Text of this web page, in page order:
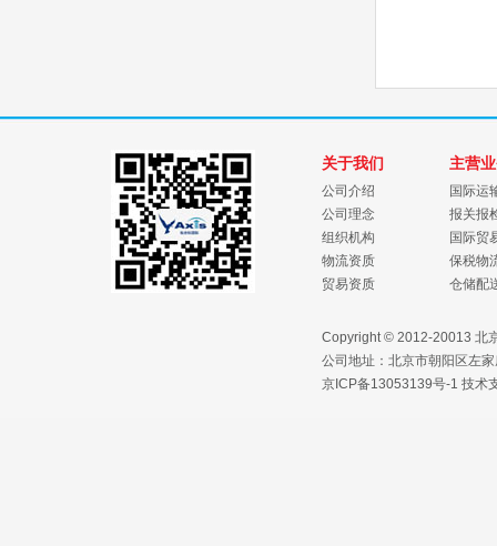
关于我们
公司介绍
公司理念
组织机构
物流资质
贸易资质
主营
国际运
报关报
国际贸
保税物
仓储配
Copyright © 2012-20013 北
公司地址：北京市朝阳区左
京ICP备13053139号-1 技术